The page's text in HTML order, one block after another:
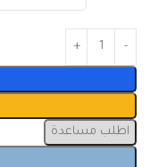
اطلب مساعدة